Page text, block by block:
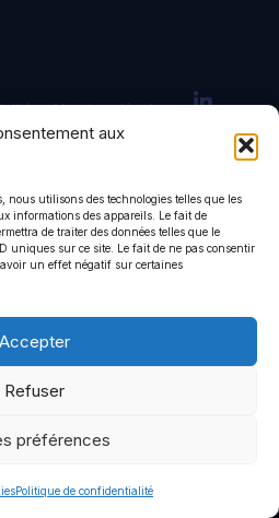
aux
nous utilisons des technologies telles que les
informations des appareils. Le fait de
de traiter des données telles que le
uniques sur ce site. Le fait de ne pas consentir
un effet négatif sur certaines
Accepter
Refuser
préférences
Politique de confidentialité
Mentions légales